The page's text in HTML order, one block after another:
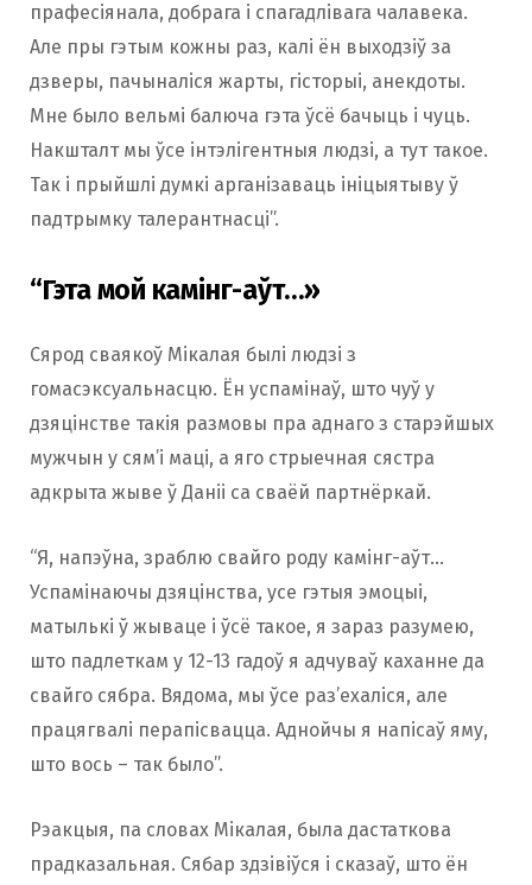
прафесіянала, добрага і спагадлівага чалавека.
Але пры гэтым кожны раз, калі ён выходзіў за
дзверы, пачыналіся жарты, гісторыі, анекдоты.
Мне было вельмі балюча гэта ўсё бачыць і чуць.
Накшталт мы ўсе інтэлігентныя людзі, а тут такое.
Так і прыйшлі думкі арганізаваць ініцыятыву ў
падтрымку талерантнасці”.
“Гэта мой камінг-аўт…»
Сярод сваякоў Мікалая былі людзі з
гомасэксуальнасцю. Ён успамінаў, што чуў у
дзяцінстве такія размовы пра аднаго з старэйшых
мужчын у сям’і маці, а яго стрыечная сястра
адкрыта жыве ў Даніі са сваёй партнёркай.
“Я, напэўна, зраблю свайго роду камінг-аўт…
Успамінаючы дзяцінства, усе гэтыя эмоцыі,
матылькі ў жываце і ўсё такое, я зараз разумею,
што падлеткам у 12-13 гадоў я адчуваў каханне да
свайго сябра. Вядома, мы ўсе раз’ехаліся, але
працягвалі перапісвацца. Аднойчы я напісаў яму,
што вось – так было”.
Рэакцыя, па словах Мікалая, была дастаткова
прадказальная. Сябар здзівіўся і сказаў, што ён